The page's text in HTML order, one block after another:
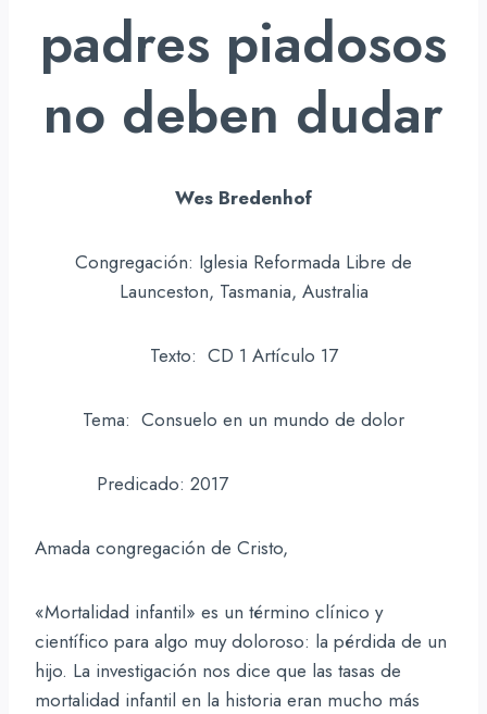
padres piadosos
no deben dudar
Wes Bredenhof
Congregación: Iglesia Reformada Libre de
Launceston, Tasmania, Australia
Texto: CD 1 Artículo 17
Tema: Consuelo en un mundo de dolor
Predicado: 2017
Amada congregación de Cristo,
«Mortalidad infantil» es un término clínico y
científico para algo muy doloroso: la pérdida de un
hijo. La investigación nos dice que las tasas de
mortalidad infantil en la historia eran mucho más